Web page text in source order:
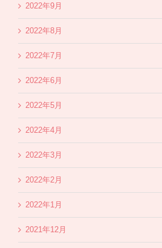
2022年9月
2022年8月
2022年7月
2022年6月
2022年5月
2022年4月
2022年3月
2022年2月
2022年1月
2021年12月